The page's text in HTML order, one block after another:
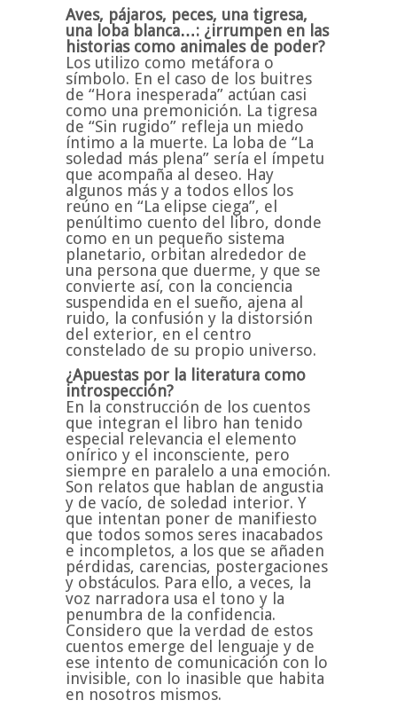
Aves, pájaros, peces, una tigresa,
una loba blanca…: ¿irrumpen en las
historias como animales de poder?
Los utilizo como metáfora o
símbolo. En el caso de los buitres
de “Hora inesperada” actúan casi
como una premonición. La tigresa
de “Sin rugido” refleja un miedo
íntimo a la muerte. La loba de “La
soledad más plena” sería el ímpetu
que acompaña al deseo. Hay
algunos más y a todos ellos los
reúno en “La elipse ciega”, el
penúltimo cuento del libro, donde
como en un pequeño sistema
planetario, orbitan alrededor de
una persona que duerme, y que se
convierte así, con la conciencia
suspendida en el sueño, ajena al
ruido, la confusión y la distorsión
del exterior, en el centro
constelado de su propio universo.
¿Apuestas por la literatura como
introspección?
En la construcción de los cuentos
que integran el libro han tenido
especial relevancia el elemento
onírico y el inconsciente, pero
siempre en paralelo a una emoción.
Son relatos que hablan de angustia
y de vacío, de soledad interior. Y
que intentan poner de manifiesto
que todos somos seres inacabados
e incompletos, a los que se añaden
pérdidas, carencias, postergaciones
y obstáculos. Para ello, a veces, la
voz narradora usa el tono y la
penumbra de la confidencia.
Considero que la verdad de estos
cuentos emerge del lenguaje y de
ese intento de comunicación con lo
invisible, con lo inasible que habita
en nosotros mismos.